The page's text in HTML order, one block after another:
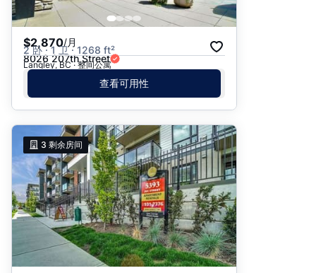
$2,870/月
2 卧 · 1 卫 · 1268 ft²
8026 207th Street
Langley, BC · 整间公寓
查看可用性
3 剩余房间